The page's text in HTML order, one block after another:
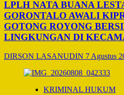
LPLH NATA BUANA
GORONTALO AWALI
GOTONG ROYONG
LINGKUNGAN DI
DIRSON LASANUDIN 7 Agustus
KRIMINAL HUKUM